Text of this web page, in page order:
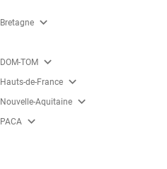
Bretagne expand_more
DOM-TOM expand_more
Hauts-de-France expand_more
Nouvelle-Aquitaine expand_more
PACA expand_more